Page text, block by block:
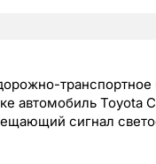
автомобиль Toyota
сигнал